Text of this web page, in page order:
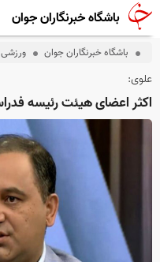
باشگاه خبرنگاران جوان
باشگاه خبرنگاران جوان ورزشی
علوی:
اکثر اعضای هیئت رئیسه